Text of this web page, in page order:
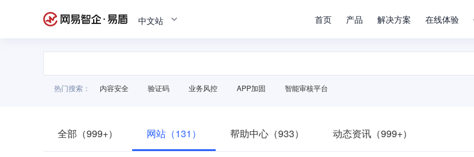
中文站 首页 产品 解决方案 在线体验
热门搜索： 内容安全 验证码 业务风控 APP加固 智能审核平台
全部（999+） 网站（131） 帮助中心（933） 动态资讯（999+）